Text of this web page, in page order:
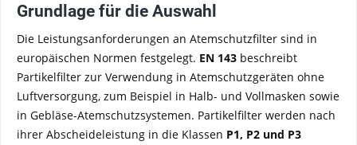
Grundlage für die Auswahl
Die Leistungsanforderungen an Atemschutzfilter sind in
europäischen Normen festgelegt. EN 143 beschreibt
Partikelfilter zur Verwendung in Atemschutzgeräten ohne
Luftversorgung, zum Beispiel in Halb- und Vollmasken sowie
in Gebläse-Atemschutzsystemen. Partikelfilter werden nach
ihrer Abscheideleistung in die Klassen P1, P2 und P3